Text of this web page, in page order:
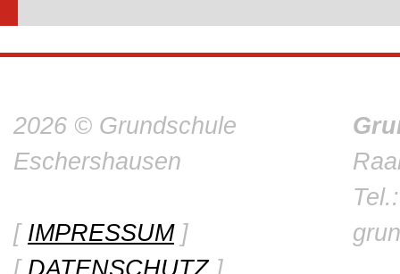
2026 © Grundschule
Eschershausen
[ IMPRESSUM]
[ DATENSCHUTZ]